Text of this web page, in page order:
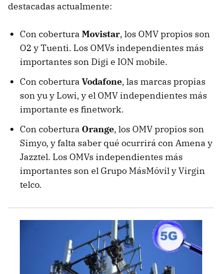
destacadas actualmente:
Con cobertura Movistar, los OMV propios son
O2 y Tuenti. Los OMVs independientes más
importantes son Digi e ION mobile.
Con cobertura Vodafone, las marcas propias
son yu y Lowi, y el OMV independientes más
importante es finetwork.
Con cobertura Orange, los OMV propios son
Simyo, y falta saber qué ocurrirá con Amena y
Jazztel. Los OMVs independientes más
importantes son el Grupo MásMóvil y Virgin
telco.